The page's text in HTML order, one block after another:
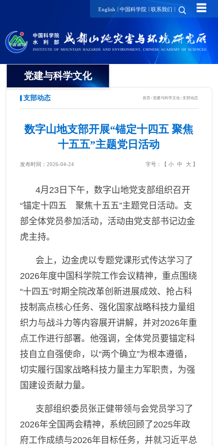
English | 中国科学院 | 联系我们 | ☰
党建与科学文化
纪委
工会
党建要闻
党风廉政
群团统战
支部动态 首页>党建与科学文化>支部动态
数字山地支部开展“锚定十四五 聚焦
十五五”主题党日活动
发布时间：2026-04-24 字号：【 小 中 大】
4月 23 日下午，数字山地党支部组织召开
“锚定十四五 聚焦十五五”主题党日活动。支
部全体党员参加 活动 ，活动由党支部书记边金
虎主持。
会上，边金虎以专题党课形式传达学习了
2026年度中国科学院工作会议精神，重点围绕
“十四五”时期全院改革创新进展成效、抢占科
技制高点核心任务、强化国家战略科技力量组
织力与战斗力等内容展开讲解，并对2026年重
点工作进行部署。他强调，全体党员要锚定科
技自立自强使命，以“两个确立”为根本遵循，
切实履行国家战略科技力量主力军职责，为强
国建设贡献力量。
支部组织委员张正健带领与会党员学习了
2026年全国两会精神，系统回顾了2025年政
府工作成绩与2026年目标任务，并就习近平总